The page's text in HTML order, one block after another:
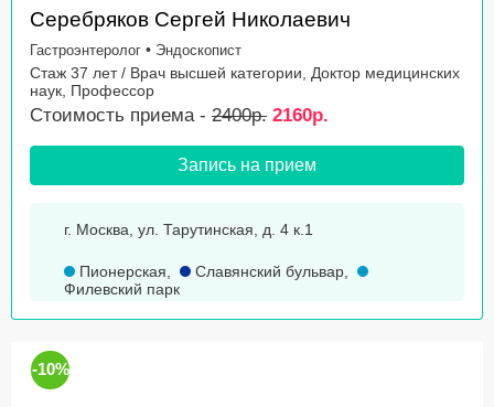
Серебряков Сергей Николаевич
Гастроэнтеролог • Эндоскопист
Стаж 37 лет / Врач высшей категории, Доктор медицинских
наук, Профессор
Стоимость приема - 2400р. 2160р.
Запись на прием
г. Москва, ул. Тарутинская, д. 4 к.1
Пионерская Славянский бульвар
Филевский парк
-10%